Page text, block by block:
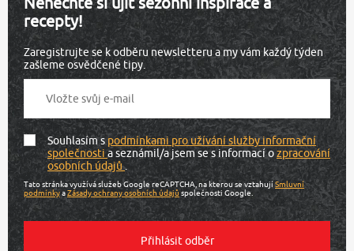
recepty!
Zaregistrujte se k odběru newsletteru a my vám každý týden
zašleme osvědčené tipy.
Souhlasím spodmínkami pro užívání služby informační
společnostia seznámil/a jsem se s informací ozpracování
osobních údajů.
Tato stránka využívá služeb Google reCAPTCHA, na kterou se vztahujíSmluvní
podmínkyaZásady ochrany osobních údajů společnosti Google.